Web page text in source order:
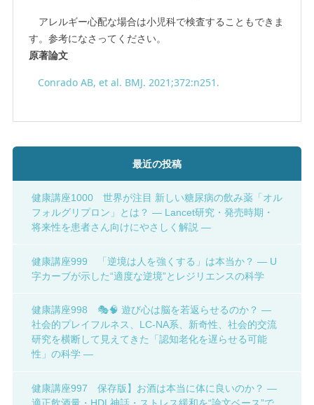
アレルギー心配な場合は小児科で検査することもできま
す。参考になさってください。
原著論文
Conrado AB, et al. BMJ. 2021;372:n251.
最近の投稿
健康講座1000 世界が注目 新しい糖尿病の飲み薬「オル
フォルグリプロン」とは？ ― Lancet研究・発売時期・
将来性を患者さん向けにやさしく解説 ―
健康講座999 「逆境は人を強くする」は本当か？ ― U
字カーブが示した“適度な逆境”とレジリエンスの科学
健康講座998 🎭🧠 遊び心は脳を若返らせるのか？ ―
社会的プレイフルネス、LC-NA系、新奇性、社会的交流
研究を横断して見えてきた「認知老化を遅らせる可能
性」の科学 ―
健康講座997 保存版】お酒は本当に体に良いのか？ ―